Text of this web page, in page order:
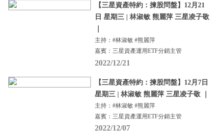
【三星資產特約：揀股問盤】12月21
日 星期三 | 林淑敏 熊麗萍 三星凌子敬
主持：#林淑敏 #熊麗萍
嘉賓：三星資產運用ETF分銷主管
2022/12/21
【三星資產特約：揀股問盤】12月7日
星期三 | 林淑敏 熊麗萍 三星凌子敬 ｜
主持：#林淑敏 #熊麗萍
嘉賓：三星資產運用ETF分銷主管
2022/12/07